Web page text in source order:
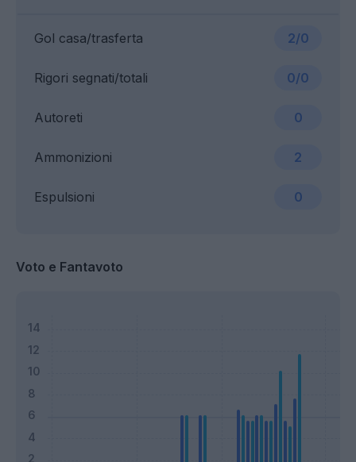
Gol casa/trasferta 2/0
Ammonizioni 2
Rigori segnati/totali 0/0
Espulsioni 0
Autoreti 0
Voto e Fantavoto